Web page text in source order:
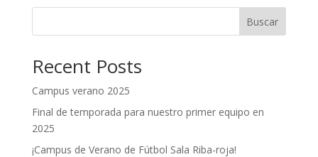
Buscar
Recent Posts
Campus verano 2025
Final de temporada para nuestro primer equipo en
2025
¡Campus de Verano de Fútbol Sala Riba-roja!